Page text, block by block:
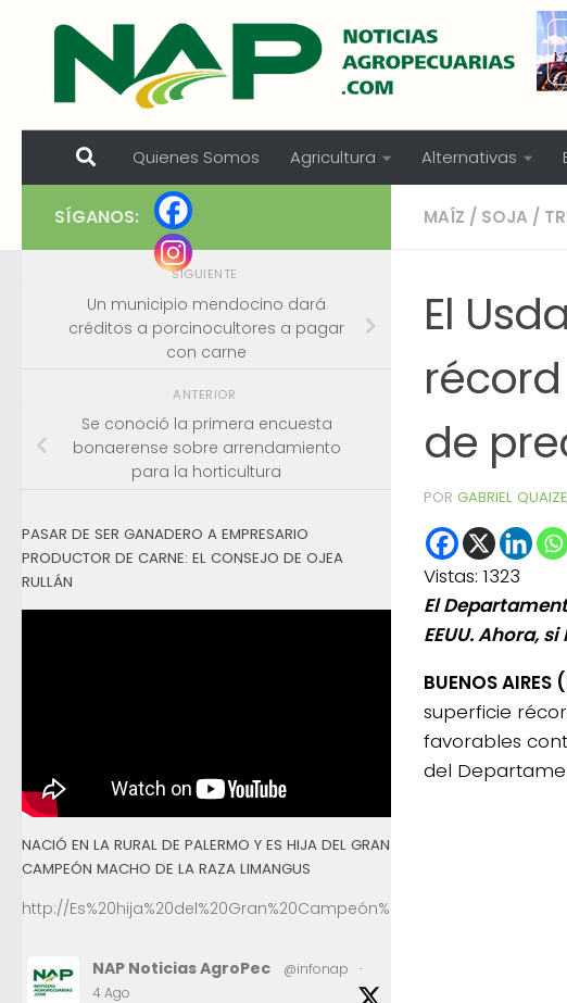
Skip to content
Quienes Somos Agricultura Alternativas
MAÍZ / SOJA /
El
récord
de
POR GABRIEL
Vistas: 1323
El
EEUU. Ahora,
BUENOS AIRES
superficie
favorables
del
SÍGANOS:
SIGUIENTE
Un municipio mendocino dará
créditos a porcinocultores a pagar
con carne
ANTERIOR
Se conoció la primera encuesta
bonaerense sobre arrendamiento
para la horticultura
PASAR DE SER GANADERO A EMPRESARIO
PRODUCTOR DE CARNE: EL CONSEJO DE OJEA
RULLÁN
NACIÓ EN LA RURAL DE PALERMO Y ES HIJA DEL GRAN
CAMPEÓN MACHO DE LA RAZA LIMANGUS
http://
NAP Noticias AgroPec @infonap
·
4 Ago